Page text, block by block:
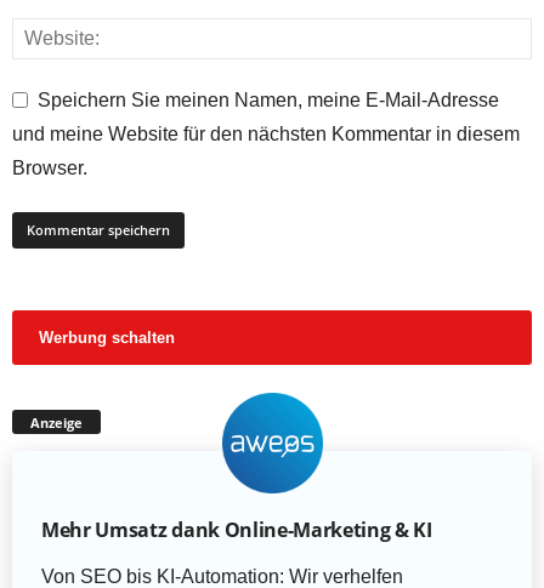
Speichern Sie meinen Namen, meine E-Mail-Adresse
und meine Website für den nächsten Kommentar in diesem
Browser.
Werbung schalten
Anzeige
Mehr Umsatz dank Online-Marketing & KI
Von SEO bis KI-Automation: Wir verhelfen